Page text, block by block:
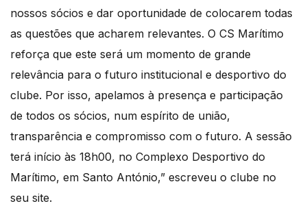
nossos sócios e dar oportunidade de colocarem todas
as questões que acharem relevantes. O CS Marítimo
reforça que este será um momento de grande
relevância para o futuro institucional e desportivo do
clube. Por isso, apelamos à presença e participação
de todos os sócios, num espírito de união,
transparência e compromisso com o futuro. A sessão
terá início às 18h00, no Complexo Desportivo do
Marítimo, em Santo António,” escreveu o clube no
seu site.